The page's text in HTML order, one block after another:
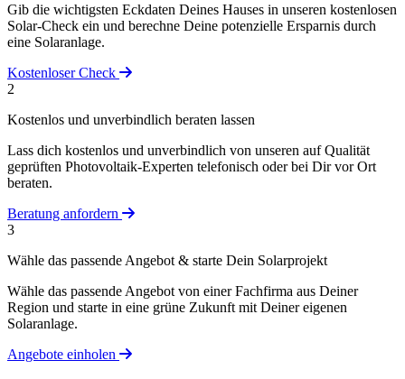
Gib die wichtigsten Eckdaten Deines Hauses in unseren kostenlosen
Solar-Check ein und berechne Deine potenzielle Ersparnis durch
eine Solaranlage.
Kostenloser Check
2
Kostenlos und unverbindlich beraten lassen
Lass dich kostenlos und unverbindlich von unseren auf Qualität
geprüften Photovoltaik-Experten telefonisch oder bei Dir vor Ort
beraten.
Beratung anfordern
3
Wähle das passende Angebot & starte Dein Solarprojekt
Wähle das passende Angebot von einer Fachfirma aus Deiner
Region und starte in eine grüne Zukunft mit Deiner eigenen
Solaranlage.
Angebote einholen